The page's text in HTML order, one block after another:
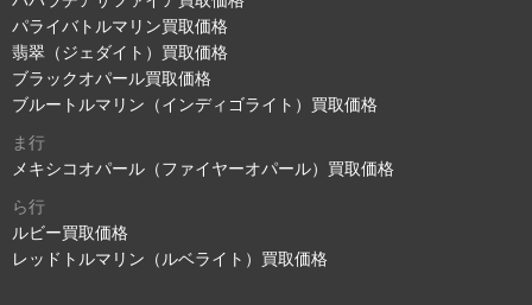
パライバトルマリン買取価格
翡翠（ジェダイト）買取価格
ブラックオパール買取価格
ブルートルマリン（インディゴライト）買取価格
ま行
メキシコオパール（ファイヤーオパール）買取価格
ら行
ルビー買取価格
レッドトルマリン（ルベライト）買取価格